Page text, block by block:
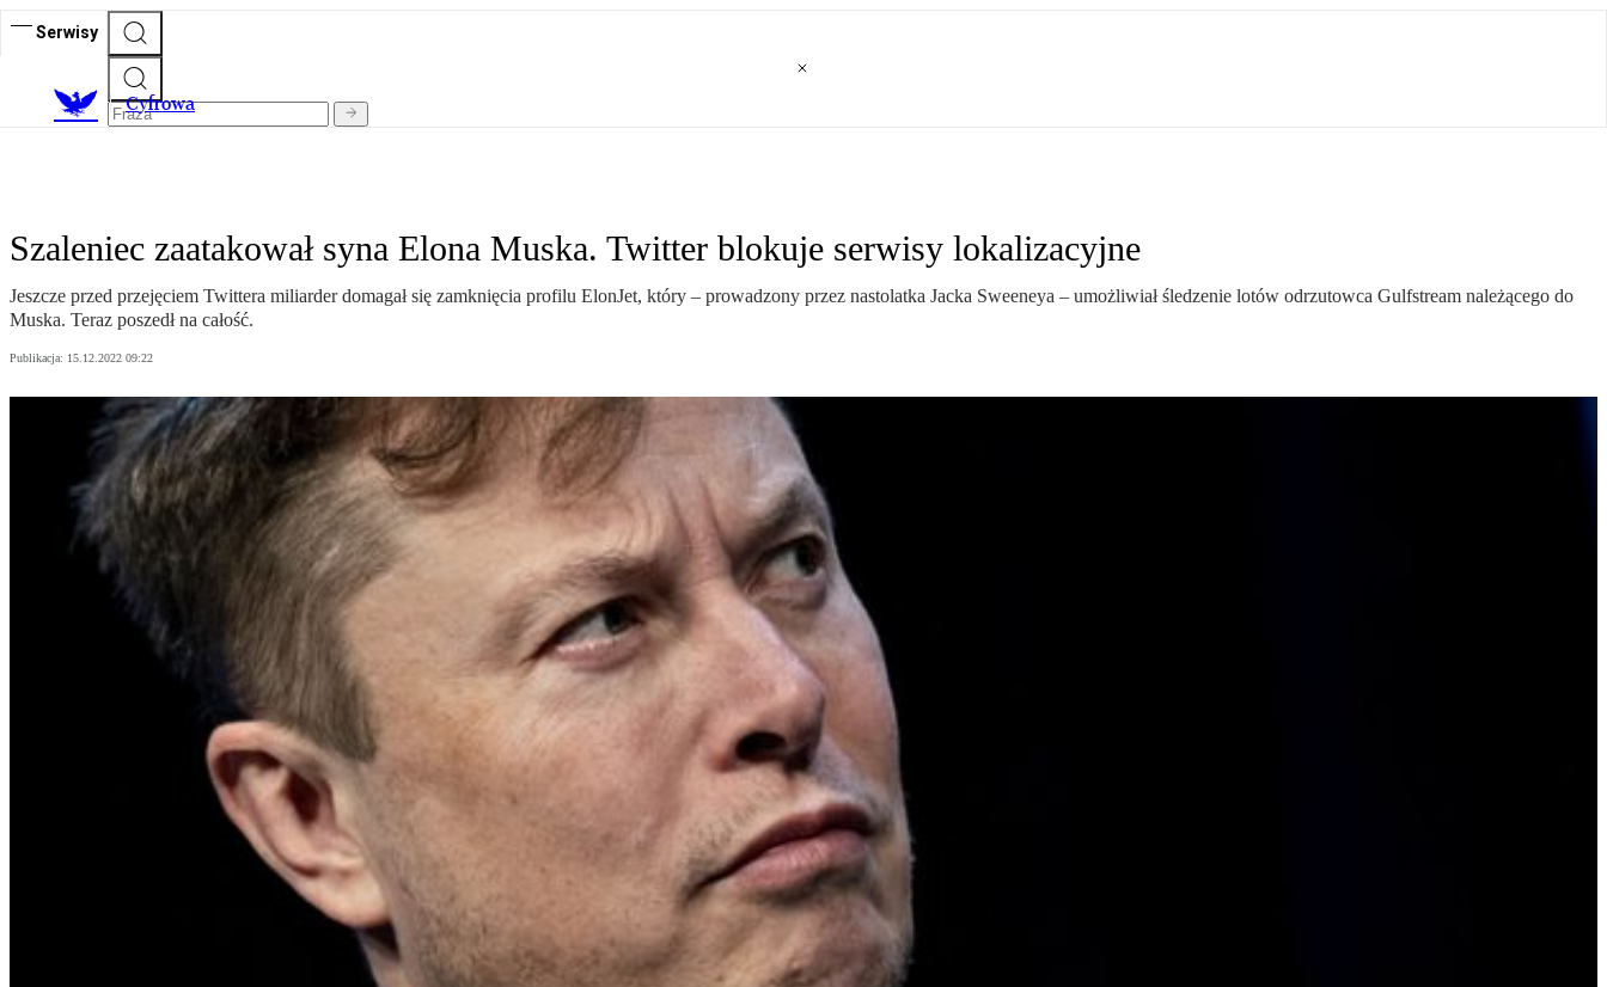
Serwisy
Cyfrowa
Szaleniec zaatakował syna Elona Muska. Twitter blokuje serwisy lokalizacyjne
Jeszcze przed przejęciem Twittera miliarder domagał się zamknięcia profilu ElonJet, który – prowadzony przez nastolatka Jacka Sweeneya – umożliwiał śledzenie lotów odrzutowca Gulfstream należącego do
Muska. Teraz poszedł na całość.
Publikacja: 15.12.2022 09:22